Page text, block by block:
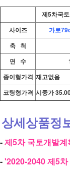
제5차국
사이즈
가로
축 척
면 수
종이형가격 재고없음
코팅형가격 시중가
상세상품정
-제5차 국토개발
-'2020-2040 제5